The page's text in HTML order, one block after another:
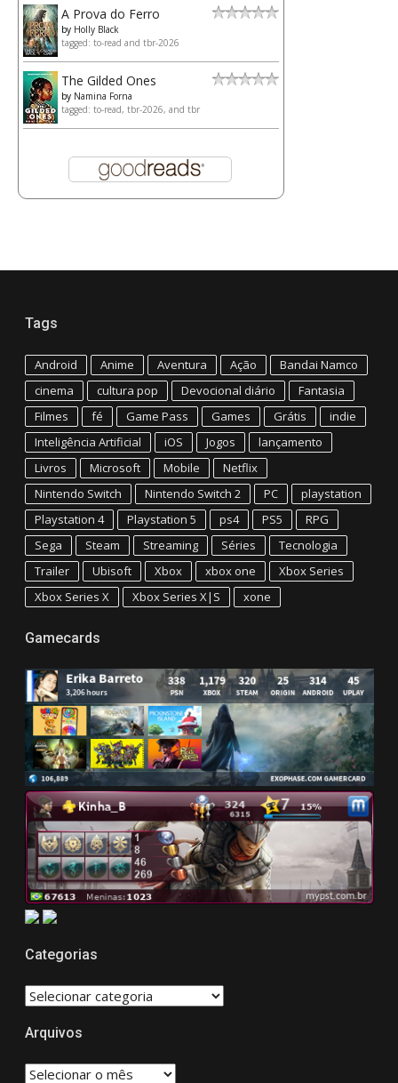
A Prova do Ferro
by Holly Black
tagged: to-read and tbr-2026
The Gilded Ones
by Namina Forna
tagged: to-read, tbr-2026, and tbr
Tags
Android Anime Aventura Ação
Bandai Namco
cinema
cultura pop Devocional diário
Fantasia
Filmes
fé Game Pass Games Grátis
indie
Inteligência Artificial
iOS Jogos
lançamento
Livros
Microsoft Mobile
Netflix
Nintendo Switch
Nintendo Switch 2 PC
playstation
Playstation 4
Playstation 5 ps4 PS5
RPG
Sega
Steam Streaming Séries
Tecnologia
Trailer
Ubisoft Xbox xbox one
Xbox Series
Xbox Series X
Xbox Series X|S xone
Gamecards
Categorias
CATEGORIAS
Arquivos
Arquivos